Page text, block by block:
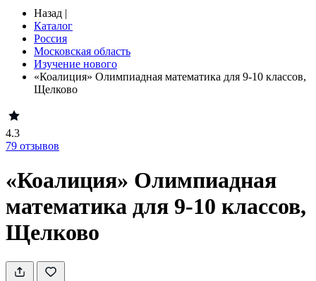
Назад |
Каталог
Россия
Московская область
Изучение нового
«Коалиция» Олимпиадная математика для 9-10 классов,
Щелково
4.3
79 отзывов
«Коалиция» Олимпиадная
математика для 9-10 классов,
Щелково